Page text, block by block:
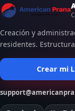
Creación y
residentes.
Crear mi